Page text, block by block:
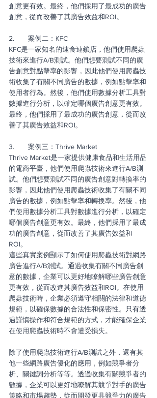
創意更有效。最終，他們採用了最成功的廣告
創意，從而改善了其廣告效益和ROI。
2.       案例二：KFC
KFC是一家知名的速食連鎖店，他們使用爬蟲
技術來進行A/B測試。他們想要測試不同的廣
告創意對點擊率的影響，因此他們使用爬蟲技
術收集了有關不同廣告的數據，例如點擊率和
使用者行為。然後，他們使用數據分析工具對
數據進行分析，以確定哪個廣告創意更有效。
最終，他們採用了最成功的廣告創意，從而改
善了其廣告效益和ROI。
3.       案例三：Thrive Market
Thrive Market是一家提供健康食品和生活用品
的電商平臺，他們使用爬蟲技術來進行A/B測
試。他們想要測試不同的廣告創意對轉換率的
影響，因此他們使用爬蟲技術收集了有關不同
廣告的數據，例如點擊率和轉換率。然後，他
們使用數據分析工具對數據進行分析，以確定
哪個廣告創意更有效。最終，他們採用了最成
功的廣告創意，從而改善了其廣告效益和
ROI。
這些真實案例顯示了如何使用爬蟲技術對網路
廣告進行A/B測試。通過收集有關不同廣告創
意的數據，企業可以更好地瞭解哪些廣告創意
更有效，從而改進其廣告效益和ROI。在使用
爬蟲技術時，企業必須遵守相關的法律和道德
規範，以確保數據的合法性和保密性。只有透
過謹慎操作和符合規範的方式，才能確保企業
在使用爬蟲技術時不會遭受損失。
除了使用爬蟲技術進行A/B測試之外，還有其
他一些網路廣告優化的應用，例如競爭者分
析、關鍵詞分析等等。透過收集有關競爭者的
數據，企業可以更好地瞭解其競爭對手的廣告
策略和市場趨勢，從而開發更具競爭力的廣告